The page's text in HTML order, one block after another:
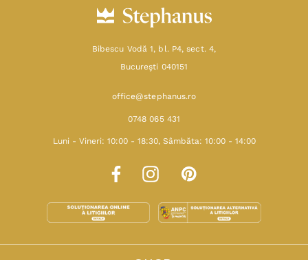
Bibescu Vodă 1, bl. P4, sect. 4,
Bucureşti 040151
office@stephanus.ro
0748 065 431
Luni - Vineri: 10:00 - 18:30, Sâmbăta: 10:00 - 14:00